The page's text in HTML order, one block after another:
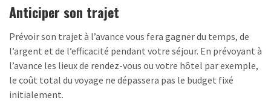
Anticiper son trajet
Prévoir son trajet à l’avance vous fera gagner du temps, de
l’argent et de l’efficacité pendant votre séjour. En prévoyant à
l’avance les lieux de rendez-vous ou votre hôtel par exemple,
le coût total du voyage ne dépassera pas le budget fixé
initialement.